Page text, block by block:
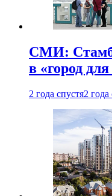
СМИ:
в «город
2 года спустя2 года